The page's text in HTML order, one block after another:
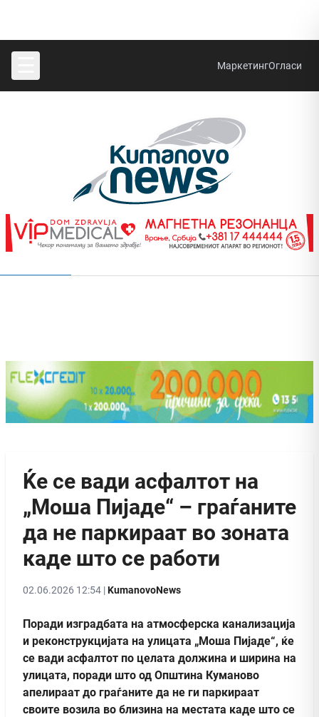
МаркетингОгласи
Ќе се вади асфалтот на
„Моша Пијаде“ – граѓаните
да не паркираат во зоната
каде што се работи
02.06.2026 12:54 |KumanovoNews
Поради изградбата на атмосферска канализација
и реконструкцијата на улицата „Моша Пијаде“, ќе
се вади асфалтот по целата должина и ширина на
улицата, поради што од Општина Куманово
апелираат до граѓаните да не ги паркираат
своите возила во близина на местата каде што се